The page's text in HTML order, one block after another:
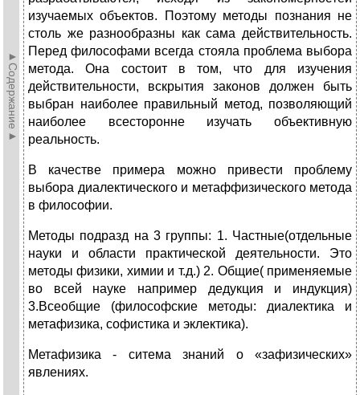
►Содержание►
изучаемых объектов. Поэтому методы познания не
столь же разнообразны как сама действительность.
Перед философами всегда стояла проблема выбора
метода. Она состоит в том, что для изучения
действительности, вскрытия законов должен быть
выбран наиболее правильный метод, позволяющий
наиболее всесторонне изучать объективную
реальность.
В качестве примера можно привести проблему
выбора диалектического и метаффизического метода
в философии.
Методы подразд на 3 группы: 1. Частные(отдельные
науки и области практической деятельности. Это
методы физики, химии и т.д.) 2. Общие( применяемые
во всей науке например дедукция и индукция)
3.Всеобщие (философские методы: диалектика и
метафизика, софистика и эклектика).
Метафизика - ситема знаний о «зафизических»
явлениях.